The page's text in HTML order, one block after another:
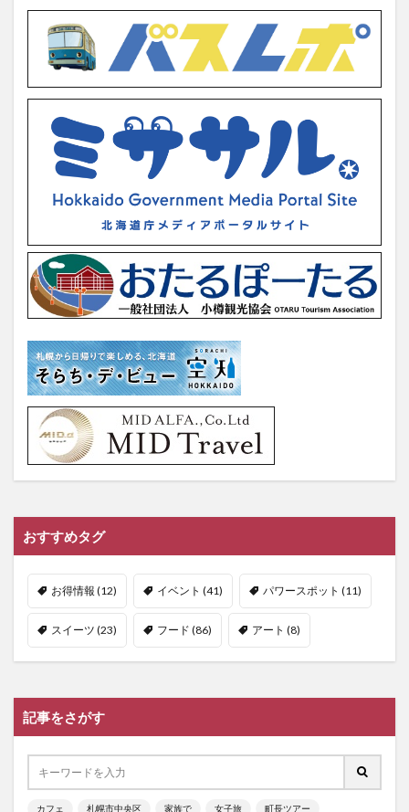
おすすめタグ
お得情報 (12) イベント (41) パワースポット (11)
スイーツ (23) フード (86) アート (8)
記事をさがす
カフェ 札幌市中央区 家族で 女子旅 町長ツアー